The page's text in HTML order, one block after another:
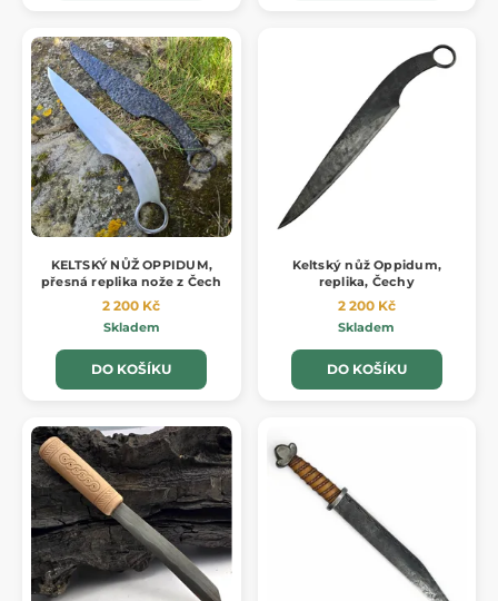
KELTSKÝ NŮŽ OPPIDUM,
přesná replika nože z Čech
2 200 Kč
Skladem
DO KOŠÍKU
Keltský nůž Oppidum,
replika, Čechy
2 200 Kč
Skladem
DO KOŠÍKU